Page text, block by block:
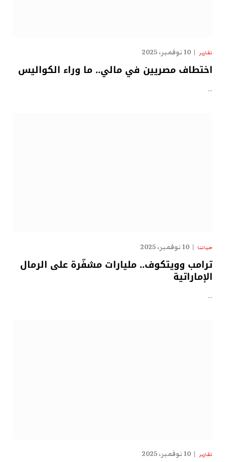
تقارير 10 نوفمبر، 2025
اختطاف مصريين في مالي.. ما وراء الكواليس
…
حياتنا 10 نوفمبر، 2025
ترامب وويتكوف.. مليارات مشفّرة على الرمال
الإماراتية
…
تقارير 10 نوفمبر، 2025